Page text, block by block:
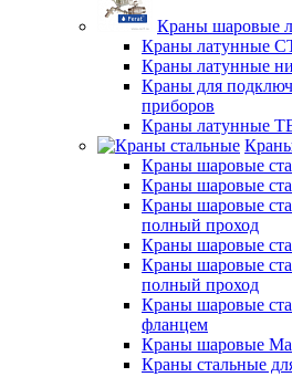
Краны шаровые
Краны латунные
Краны латунные
Краны для
приборов
Краны латунные
Краны шаровые
Краны шаровые
Краны шаровые
полный проход
Краны шаровые
Краны шаровые
полный проход
Краны шаровые
фланцем
Краны шаровые
Краны стальные